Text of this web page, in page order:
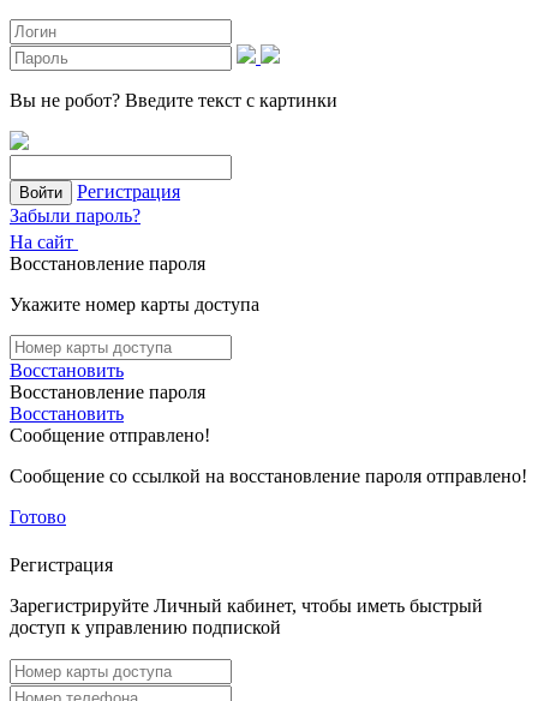
Вы не робот? Введите текст с картинки
Войти
Регистрация
Забыли пароль?
На сайт
Восстановление пароля
Укажите номер карты доступа
Восстановить
Восстановление пароля
Восстановить
Сообщение отправлено!
Сообщение со ссылкой на восстановление пароля отправлено!
Готово
Регистрация
Зарегистрируйте Личный кабинет, чтобы иметь быстрый
доступ к управлению подпиской